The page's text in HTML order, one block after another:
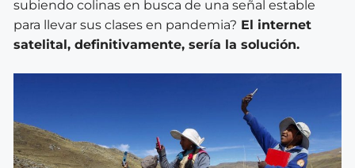
subiendo colinas en busca de una señal estable
para llevar sus clases en pandemia? El internet
satelital, definitivamente, sería la solución.